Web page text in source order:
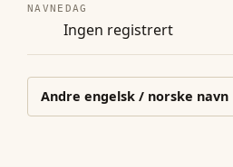
NAVNEDAG
Ingen registrert
Andre engelsk / norske navn